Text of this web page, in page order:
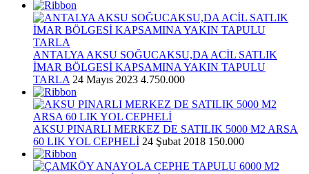
ANTALYA AKSU SOĞUCAKSU,DA ACİL SATLIK
İMAR BÖLGESİ KAPSAMINA YAKIN TAPULU
TARLA 24 Mayıs 2023 4.750.000
AKSU PINARLI MERKEZ DE SATILIK 5000 M2 ARSA
60 LIK YOL CEPHELİ 24 Şubat 2018 150.000